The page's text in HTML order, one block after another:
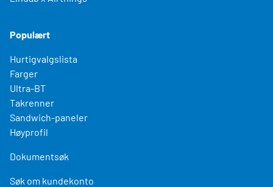
Populært
Hurtigvalgslista
Farger
Ultra-BT
Takrenner
Sandwich-paneler
Høyprofil
Dokumentsøk
Søk om kundekonto